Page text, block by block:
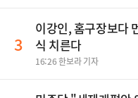
3
이강인, 홈구장보다
식 치른다
16:26 한보라 기자